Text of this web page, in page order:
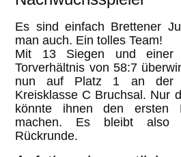
Es sind einfach Brettener
man auch. Ein tolles Team!
Mit 13 Siegen und einer
Torverhältnis von 58:7
nun auf Platz 1 an der
Kreisklasse C Bruchsal. Nur
könnte ihnen den ersten
machen. Es bleibt also
Rückrunde.